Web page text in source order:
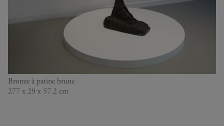
GRANDE FEMME II
Bronze à patine brune
277 x 29 x 57.2 cm